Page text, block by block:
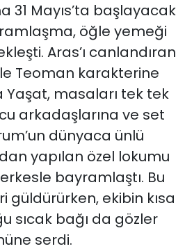
31 Mayıs’ta başlayacak
öğle yemeği
Aras’ı canlandıran
Teoman karakterine
masaları tek tek
arkadaşlarına ve set
dünyaca ünlü
yapılan özel lokumu
bayramlaştı. Bu
güldürürken, ekibin kısa
sıcak bağı da gözler
serdi.